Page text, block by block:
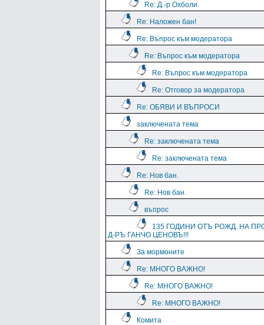
Re: Д.-р Охболи.
Re: Наложен бан!
Re: Въпрос към модератора
Re: Въпрос към модератора
Re: Въпрос към модератора
Re: Отговор за модератора
Re: ОБЯВИ И ВЪПРОСИ
заключената тема
Re: заключената тема
Re: заключената тема
Re: Нов бан.
Re: Нов бан.
въпрос
135 ГОДИНИ ОТЪ РОЖД. НА
Д-РЪ ГАНЧО ЦЕНОВЪ!!!
За мормоните
Re: МНОГО ВАЖНО!
Re: МНОГО ВАЖНО!
Re: МНОГО ВАЖНО!
Комита